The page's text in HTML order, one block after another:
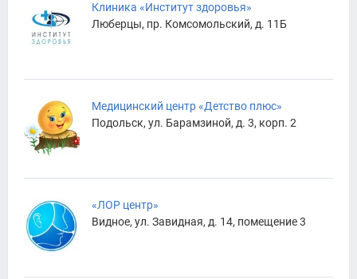
Клиника «Институт здоровья»
Люберцы, пр. Комсомольский, д. 11Б
Медицинский центр «Детство плюс»
Подольск, ул. Барамзиной, д. 3, корп. 2
«ЛОР центр»
Видное, ул. Завидная, д. 14, помещение 3